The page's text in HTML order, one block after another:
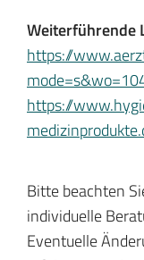
Weiterführende
https://
https://
Bitte beachten
individuelle
Eventuelle